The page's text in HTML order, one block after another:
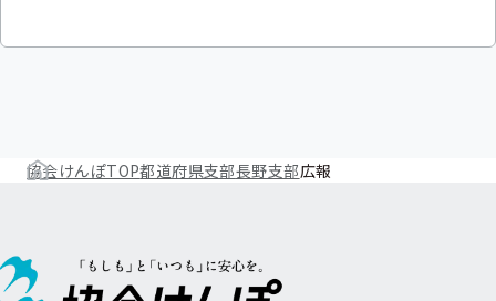
ー
協会けんぽTOP都道府県支部長野支部広報